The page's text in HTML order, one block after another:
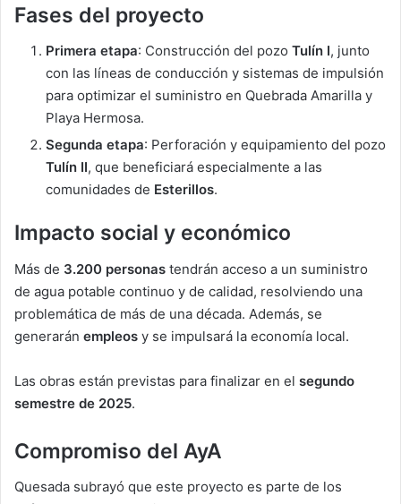
Fases del proyecto
Primera etapa: Construcción del pozo Tulín I, junto
con las líneas de conducción y sistemas de impulsión
para optimizar el suministro en Quebrada Amarilla y
Playa Hermosa.
Segunda etapa: Perforación y equipamiento del pozo
Tulín II, que beneficiará especialmente a las
comunidades de Esterillos.
Impacto social y económico
Más de 3.200 personas tendrán acceso a un suministro
de agua potable continuo y de calidad, resolviendo una
problemática de más de una década. Además, se
generarán empleos y se impulsará la economía local.
Las obras están previstas para finalizar en el segundo
semestre de 2025.
Compromiso del AyA
Quesada subrayó que este proyecto es parte de los